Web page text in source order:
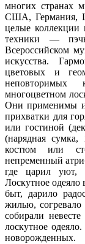
многих странах
США, Германия,
целые коллекции
техники —
Всероссийском
искусства.
цветовых и
неповторимых
многоцветном
Они применимы и
прихватки для
или гостиной
(нарядная
костюм или
непременный
где царил уют,
Лоскутное
быт, дарило
жилью,
собирали
лоскутное
новорожденных.